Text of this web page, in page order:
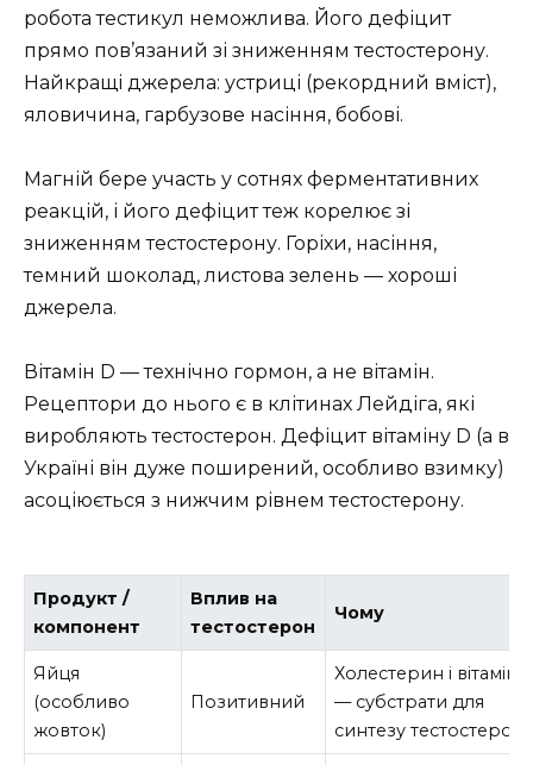
робота тестикул неможлива. Його дефіцит
прямо пов’язаний зі зниженням тестостерону.
Найкращі джерела: устриці (рекордний вміст),
яловичина, гарбузове насіння, бобові.
Магній бере участь у сотнях ферментативних
реакцій, і його дефіцит теж корелює зі
зниженням тестостерону. Горіхи, насіння,
темний шоколад, листова зелень — хороші
джерела.
Вітамін D — технічно гормон, а не вітамін.
Рецептори до нього є в клітинах Лейдіга, які
виробляють тестостерон. Дефіцит вітаміну D (а в
Україні він дуже поширений, особливо взимку)
асоціюється з нижчим рівнем тестостерону.
Продукт /
компонент
Вплив на
тестостерон
Чому
Яйця
(особливо
жовток)
Позитивний
Холестерин і вітамін
— субстрати для
синтезу